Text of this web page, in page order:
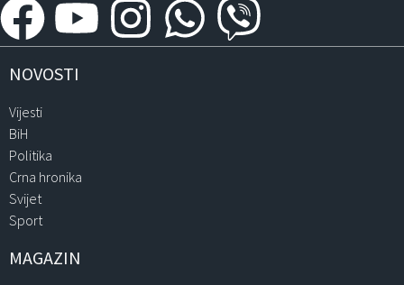
NOVOSTI
Vijesti
BiH
Politika
Crna hronika
Svijet
Sport
MAGAZIN